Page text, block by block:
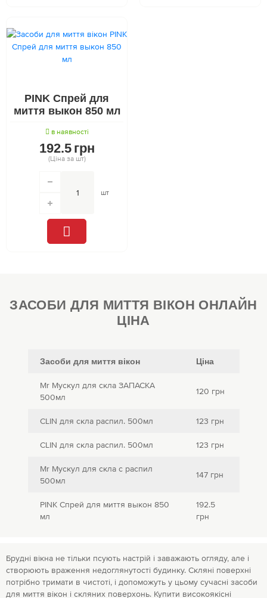
PINK Спрей для
миття выкон 850 мл
в наявності
192.5 грн
(Ціна за шт)
шт
ЗАСОБИ ДЛЯ МИТТЯ ВІКОН ОНЛАЙН
ЦІНА
Засоби для миття вікон Ціна
Mr Мускул для скла ЗАПАСКА
500мл
120 грн
CLIN для скла распил. 500мл 123 грн
CLIN для скла распил. 500мл 123 грн
Mr Мускул для скла с распил
500мл
147 грн
PINK Спрей для миття выкон 850
мл
192.5
грн
Брудні вікна не тільки псують настрій і заважають огляду, але і
створюють враження недоглянутості будинку. Скляні поверхні
потрібно тримати в чистоті, і допоможуть у цьому сучасні засоби
для миття вікон і скляних поверхонь. Купити високоякісні